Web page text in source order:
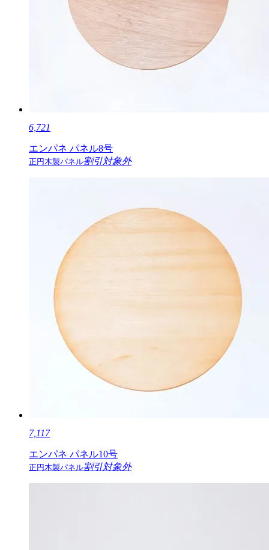
6,721
エンパネ パネル8号
正円木製パネル割引対象外
7,117
エンパネ パネル10号
正円木製パネル割引対象外